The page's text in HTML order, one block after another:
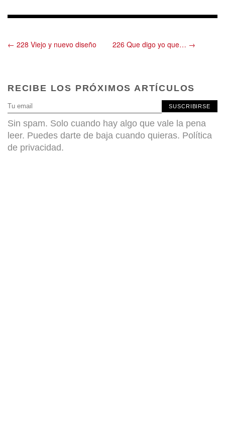
← 228 Viejo y nuevo diseño 226 Que digo yo que… →
RECIBE LOS PRÓXIMOS ARTÍCULOS
SUSCRIBIRSE
Sin spam. Solo cuando hay algo que vale la pena
leer. Puedes darte de baja cuando quieras. Política
de privacidad.